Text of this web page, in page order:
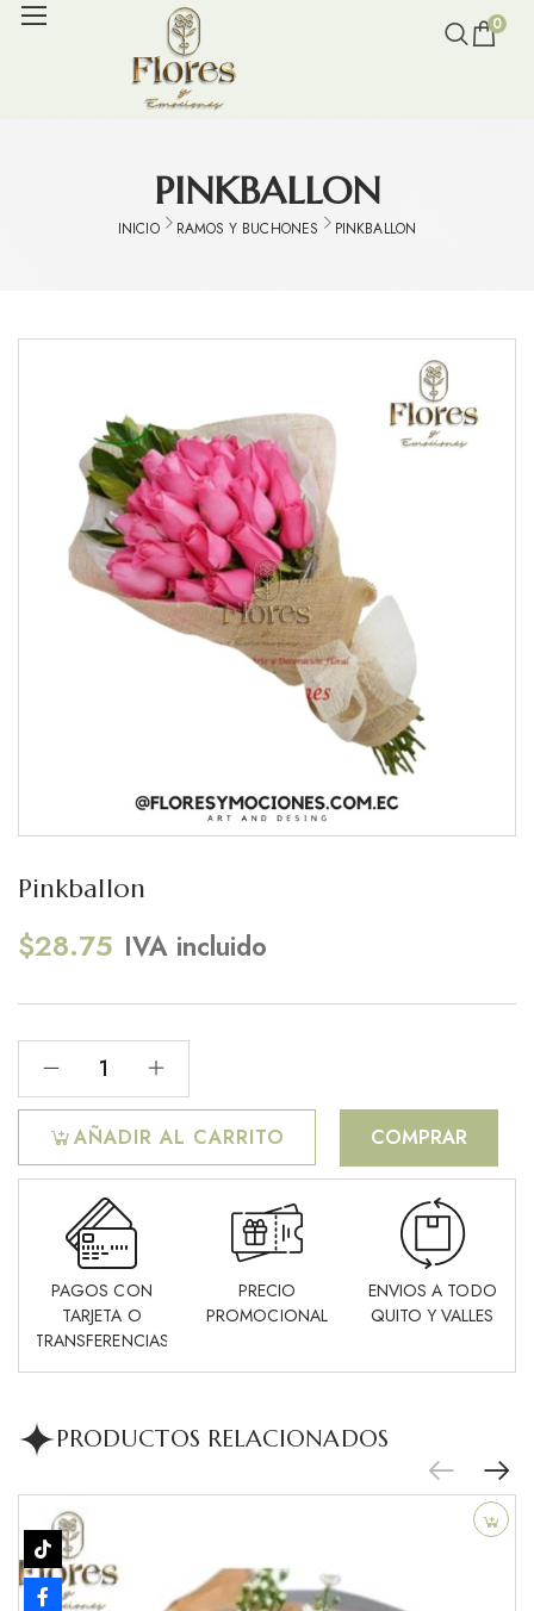
0
PINKBALLON
INICIO RAMOS Y BUCHONES PINKBALLON
Pinkballon
$28.75 IVA incluido
AÑADIR AL CARRITO COMPRAR
PAGOS CON
TARJETA O
TRANSFERENCIAS
PRECIO
PROMOCIONAL
ENVIOS A TODO
QUITO Y VALLES
PRODUCTOS RELACIONADOS